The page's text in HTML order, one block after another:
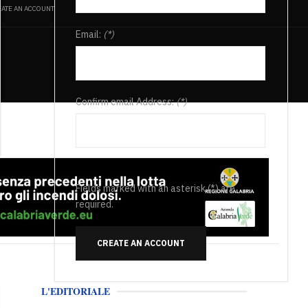
AN ACCOUNT
Email: (*)
Confirm email Address:(*)
Fields marked with an asterisk (*) are
required.
CREATE AN ACCOUNT
L'EDITORIALE